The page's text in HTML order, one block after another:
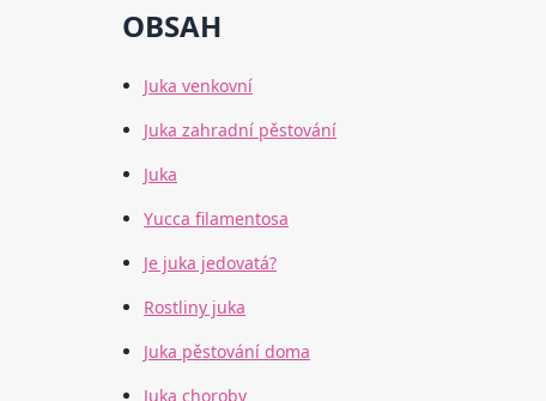
OBSAH
Juka venkovní
Juka zahradní pěstování
Juka
Yucca filamentosa
Je juka jedovatá?
Rostliny juka
Juka pěstování doma
Juka choroby